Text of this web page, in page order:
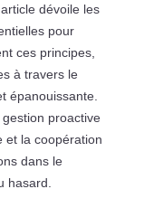
dévoile les
pour
ces principes,
à travers le
épanouissante.
proactive
et la coopération
dans le
hasard.